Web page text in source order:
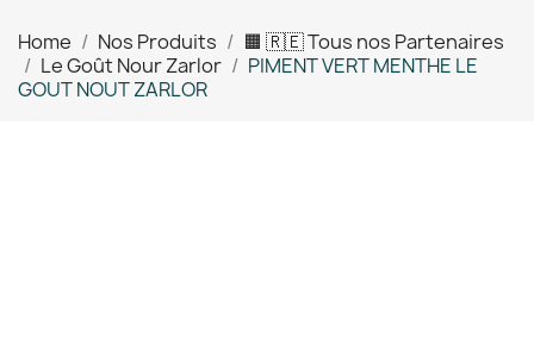
Home Nos Produits
🟧 🇷🇪 Tous nos Partenaires
Le Goût Nour Zarlor
PIMENT VERT MENTHE LE
GOUT NOUT ZARLOR